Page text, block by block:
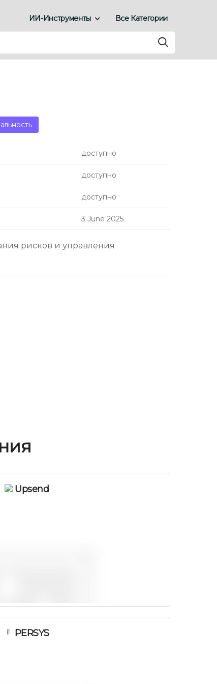
ИИ-Инструменты Все Категории
доступно
доступно
доступно
3 June 2025
рисков и управления
Upsend
PERSYS